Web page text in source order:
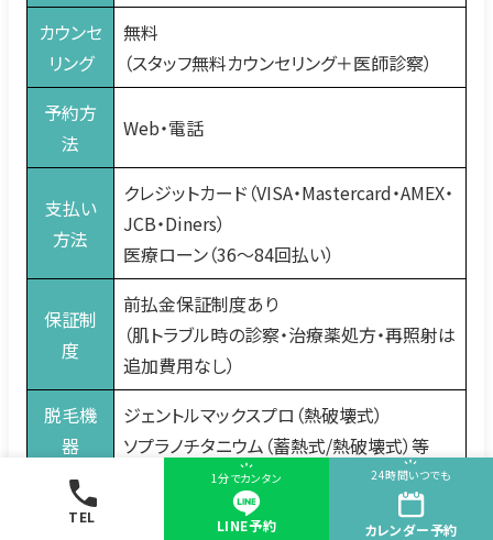
TEL
1分でカンタン
LINE予約
24時間いつでも
カレンダー予約
カウンセ
リング
無料
（スタッフ無料カウンセリング＋医師診察）
予約方
法
Web・電話
支払い
方法
クレジットカード（VISA・Mastercard・AMEX・
JCB・Diners）
医療ローン（36〜84回払い）
保証制
度
前払金保証制度あり
（肌トラブル時の診察・治療薬処方・再照射は
追加費用なし）
脱毛機
器
ジェントルマックスプロ（熱破壊式）
ソプラノチタニウム（蓄熱式/熱破壊式）等
ゴリラクリニック名古屋駅前院はヒゲ脱毛の実